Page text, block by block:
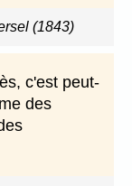
(1843)
c'est peut-
des